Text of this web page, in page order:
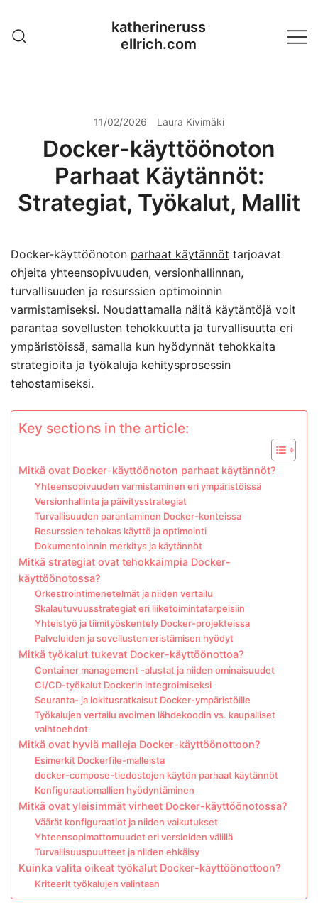
content
katherineruss
ellrich.com
11/02/2026 Laura Kivimäki
Docker-käyttöönoton
Parhaat Käytännöt:
Strategiat, Työkalut, Mallit
Docker-käyttöönoton parhaat käytännöt tarjoavat
ohjeita yhteensopivuuden, versionhallinnan,
turvallisuuden ja resurssien optimoinnin
varmistamiseksi. Noudattamalla näitä käytäntöjä voit
parantaa sovellusten tehokkuutta ja turvallisuutta eri
ympäristöissä, samalla kun hyödynnät tehokkaita
strategioita ja työkaluja kehitysprosessin
tehostamiseksi.
Key sections in the article:
Mitkä ovat Docker-käyttöönoton parhaat käytännöt?
Yhteensopivuuden varmistaminen eri ympäristöissä
Versionhallinta ja päivitysstrategiat
Turvallisuuden parantaminen Docker-konteissa
Resurssien tehokas käyttö ja optimointi
Dokumentoinnin merkitys ja käytännöt
Mitkä strategiat ovat tehokkaimpia Docker-
käyttöönotossa?
Orkestrointimenetelmät ja niiden vertailu
Skalautuvuusstrategiat eri liiketoimintatarpeisiin
Yhteistyö ja tiimityöskentely Docker-projekteissa
Palveluiden ja sovellusten eristämisen hyödyt
Mitkä työkalut tukevat Docker-käyttöönottoa?
Container management -alustat ja niiden ominaisuudet
CI/CD-työkalut Dockerin integroimiseksi
Seuranta- ja lokitusratkaisut Docker-ympäristöille
Työkalujen vertailu avoimen lähdekoodin vs. kaupalliset
vaihtoehdot
Mitkä ovat hyviä malleja Docker-käyttöönottoon?
Esimerkit Dockerfile-malleista
docker-compose-tiedostojen käytön parhaat käytännöt
Konfiguraatiomallien hyödyntäminen
Mitkä ovat yleisimmät virheet Docker-käyttöönotossa?
Väärät konfiguraatiot ja niiden vaikutukset
Yhteensopimattomuudet eri versioiden välillä
Turvallisuuspuutteet ja niiden ehkäisy
Kuinka valita oikeat työkalut Docker-käyttöönottoon?
Kriteerit työkalujen valintaan